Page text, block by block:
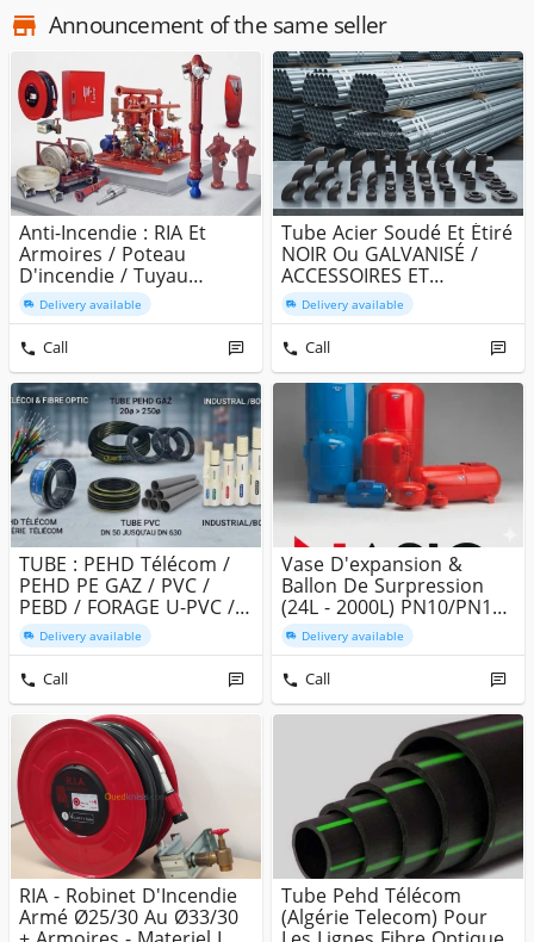
Announcement of the same seller
Anti-Incendie : RIA Et
Armoires / Poteau
D'incendie / Tuyau
D'Incendie...
Delivery available
Call
Tube Acier Soudé Et Étiré
NOIR Ou GALVANISÉ /
ACCESSOIRES ET
RACCORDS ...
Delivery available
Call
TUBE : PEHD Télécom /
PEHD PE GAZ / PVC /
PEBD / FORAGE U-PVC /
PE...Delivery available
Call
Vase D'expansion &
Ballon De Surpression
(24L - 2000L) PN10/PN16 -
Gar...
Delivery available
Call
RIA - Robinet D'Incendie
Armé Ø25/30 Au Ø33/30
Tube Pehd Télécom
(Algérie Telecom) Pour